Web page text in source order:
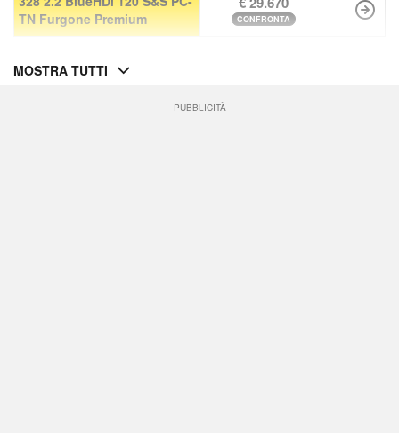
TN Furgone Premium
CONFRONTA
MOSTRA TUTTI
PUBBLICITÀ